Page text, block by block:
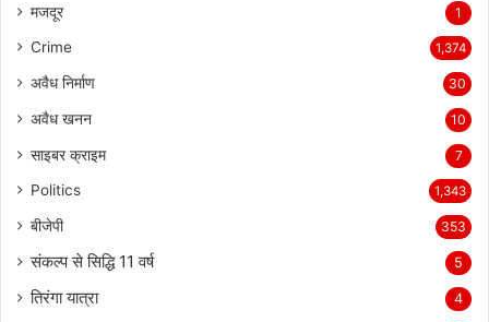
मजदूर 1
Crime 1,374
अवैध निर्माण 30
अवैध खनन 10
साइबर क्राइम 7
Politics 1,343
बीजेपी 353
संकल्प से सिद्धि 11 वर्ष 5
तिरंगा यात्रा 4